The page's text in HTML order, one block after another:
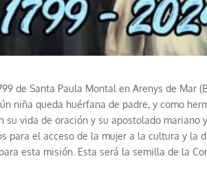
de Santa Paula Montal en Arenys de Mar
niña queda huérfana de padre, y como
su vida de oración y su apostolado mariano
para el acceso de la mujer a la cultura y la
esta misión. Esta será la semilla de la